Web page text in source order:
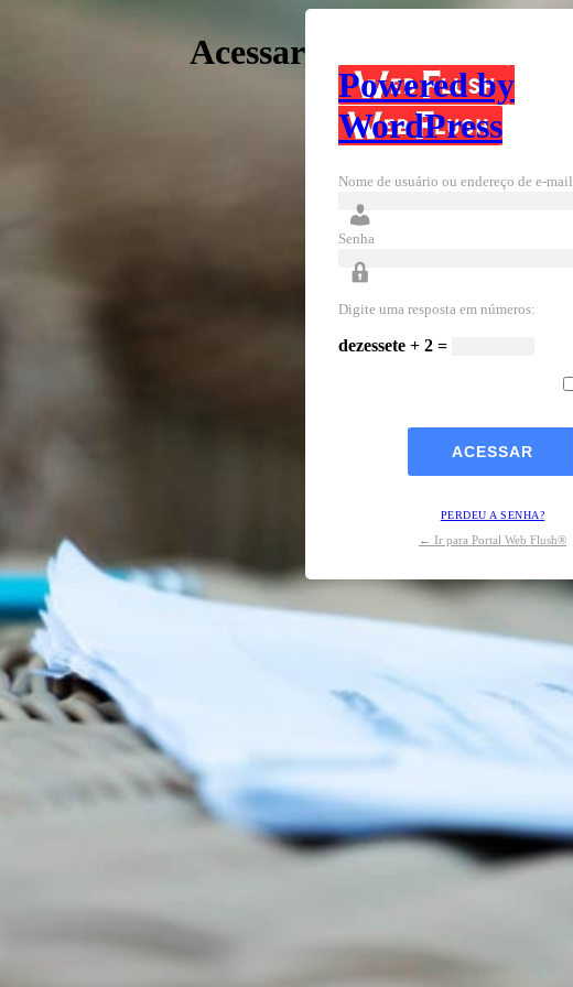
Acessar
Powered by
WordPress
Nome de usuário ou endereço de e-mail
Senha
Digite uma resposta em números:
dezessete + 2 =
PERDEU A SENHA?
← Ir para Portal Web Flush®